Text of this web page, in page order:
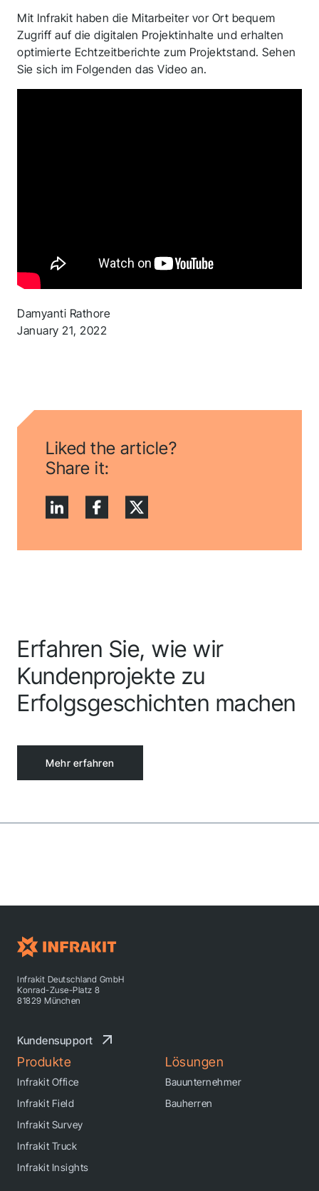
Mit Infrakit haben die Mitarbeiter vor Ort bequem
Zugriff auf die digitalen Projektinhalte und erhalten
optimierte Echtzeitberichte zum Projektstand. Sehen
Sie sich im Folgenden das Video an.
Damyanti Rathore
January 21, 2022
Liked the article?
Share it:
Erfahren Sie, wie wir
Kundenprojekte zu
Erfolgsgeschichten machen
Mehr erfahren
Produkte
Infrakit Office
Infrakit Field
Infrakit Survey
Infrakit Truck
Infrakit Insights
Lösungen
Bauunternehmer
Bauherren
Infrakit Deutschland GmbH
Konrad-Zuse-Platz 8
81829 München
Kundensupport
bleiben.